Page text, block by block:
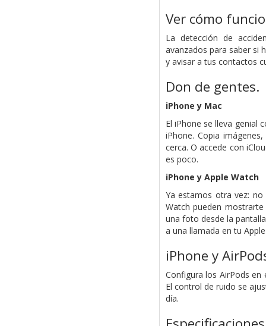
Ver cómo
La detección de
avanzados para saber si
y avisar a tus contactos
Don de gentes.
iPhone y Mac
El iPhone se lleva genial
iPhone. Copia
cerca. O accede con
es poco.
iPhone y Apple Watch
Ya estamos otra vez:
Watch pueden
una foto desde la
a una llamada en tu
iPhone y
Configura los AirPods
El control de ruido se
día.